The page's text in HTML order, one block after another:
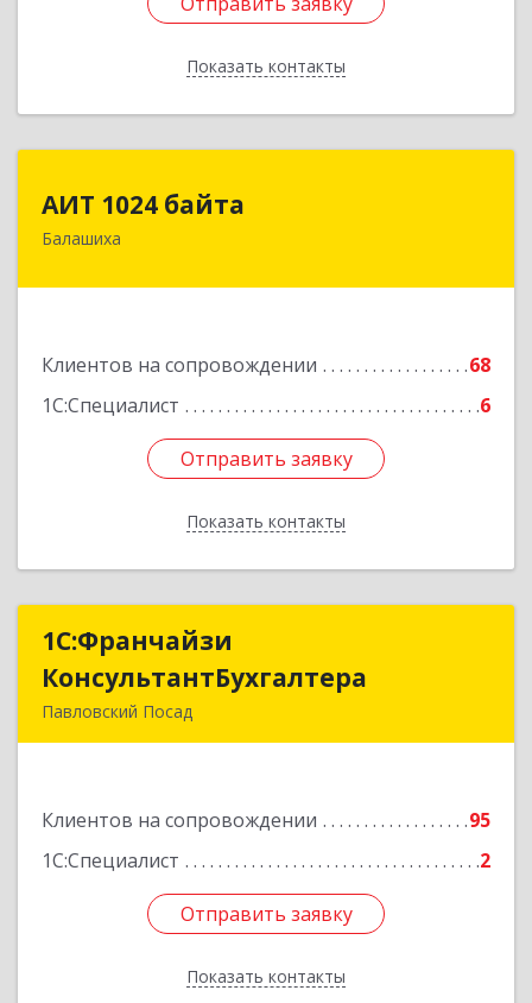
Показать контакты
Назад
АИТ 1024 байта
Балашиха
Клиентов на сопровождении
68
1С:Специалист
6
Отправить заявку
Показать контакты
143909, Московская обл, Балашиха г, Солнечная
Отправить заявку
Назад
1С:Франчайзи
КонсультантБухгалтера
Павловский Посад
Клиентов на сопровождении
95
1С:Специалист
2
Отправить заявку
Показать контакты
КонсультантБухгалтера
Подробнее
Отправить заявку
Назад